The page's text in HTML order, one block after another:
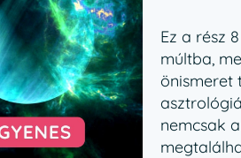
Ez a rész
múltba,
önismeret
nemcsak